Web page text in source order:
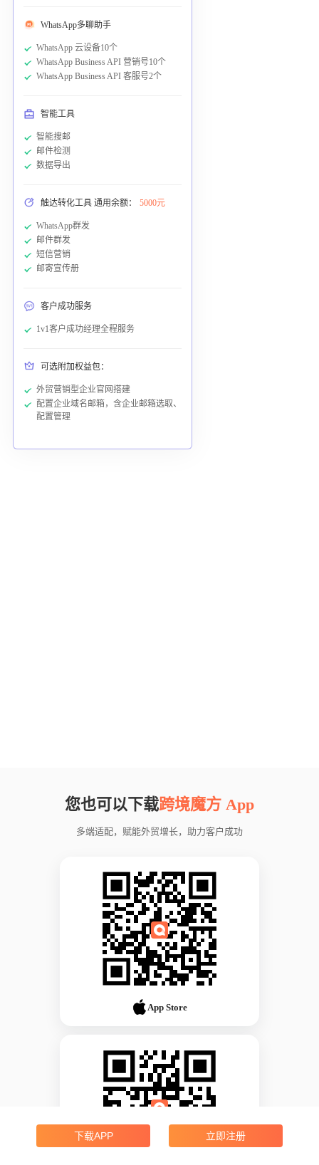
WhatsApp多聊助手
WhatsApp 云设备10个
WhatsApp Business API 营销号10个
WhatsApp Business API 客服号2个
智能工具
智能搜邮
邮件检测
数据导出
触达转化工具 通用余额： 5000元
WhatsApp群发
邮件群发
短信营销
邮寄宣传册
客户成功服务
1v1客户成功经理全程服务
可选附加权益包：
外贸营销型企业官网搭建
配置企业域名邮箱，含企业邮箱选取、
配置管理
您也可以下载跨境魔方 App
多端适配，赋能外贸增长，助力客户成功
App Store
下载APP 立即注册